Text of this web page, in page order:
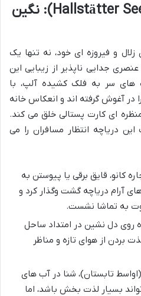
دریاچه هال اشتات (Hallstätter See): نگین
و فیروزه ای خود، نه تنها یک
جدایی ناپذیر از زیبایی این
سر به فلک کشیده آلپ، با
در آغوش گرفته اند و انعکاس خانه
ای کارت پستالی خلق می کند.
دریاچه انتظار مسافران را می
کانو، قایق برقی یا پیوستن به
آرام دریاچه گشت وگذار کرد و
به تماشا نشست.
روی دل نشین در امتداد ساحل
بردن از هوای تازه و مناظر
تابستان)، شنا در آب های
بسیار لذت بخش باشد، اما